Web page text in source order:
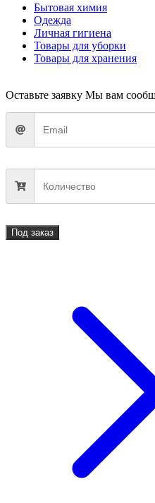
Бытовая химия
Одежда
Личная гигиена
Товары для уборки
Товары для хранения
Оставьте заявку Мы вам
Под заказ